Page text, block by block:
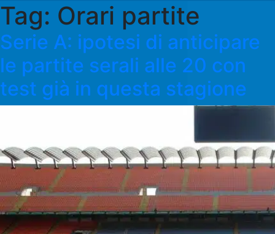
Tag: Orari partite
Serie A: ipotesi di anticipare
le partite serali alle 20 con
test già in questa stagione